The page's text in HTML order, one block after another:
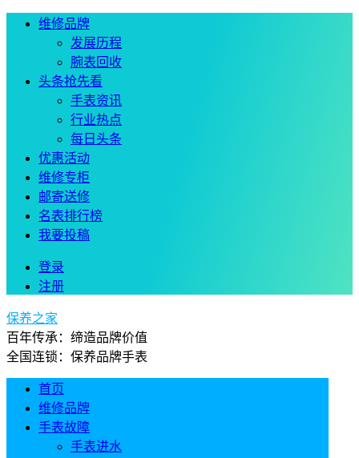
维修品牌
发展历程
腕表回收
头条抢先看
手表资讯
行业热点
每日头条
优惠活动
维修专柜
邮寄送修
名表排行榜
我要投稿
登录
注册
保养之家
百年传承：缔造品牌价值
全国连锁：保养品牌手表
首页
维修品牌
手表故障
手表进水